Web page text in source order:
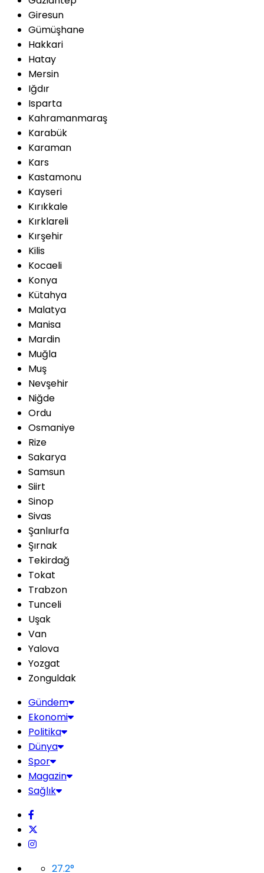
Giresun
Gümüşhane
Hakkari
Hatay
Mersin
Iğdır
Isparta
Kahramanmaraş
Karabük
Karaman
Kars
Kastamonu
Kayseri
Kırıkkale
Kırklareli
Kırşehir
Kilis
Kocaeli
Konya
Kütahya
Malatya
Manisa
Mardin
Muğla
Muş
Nevşehir
Niğde
Ordu
Osmaniye
Rize
Sakarya
Samsun
Siirt
Sinop
Sivas
Şanlıurfa
Şırnak
Tekirdağ
Tokat
Trabzon
Tunceli
Uşak
Van
Yalova
Yozgat
Zonguldak
Gündem
Ekonomi
Politika
Dünya
Spor
Magazin
Sağlık
27.2°